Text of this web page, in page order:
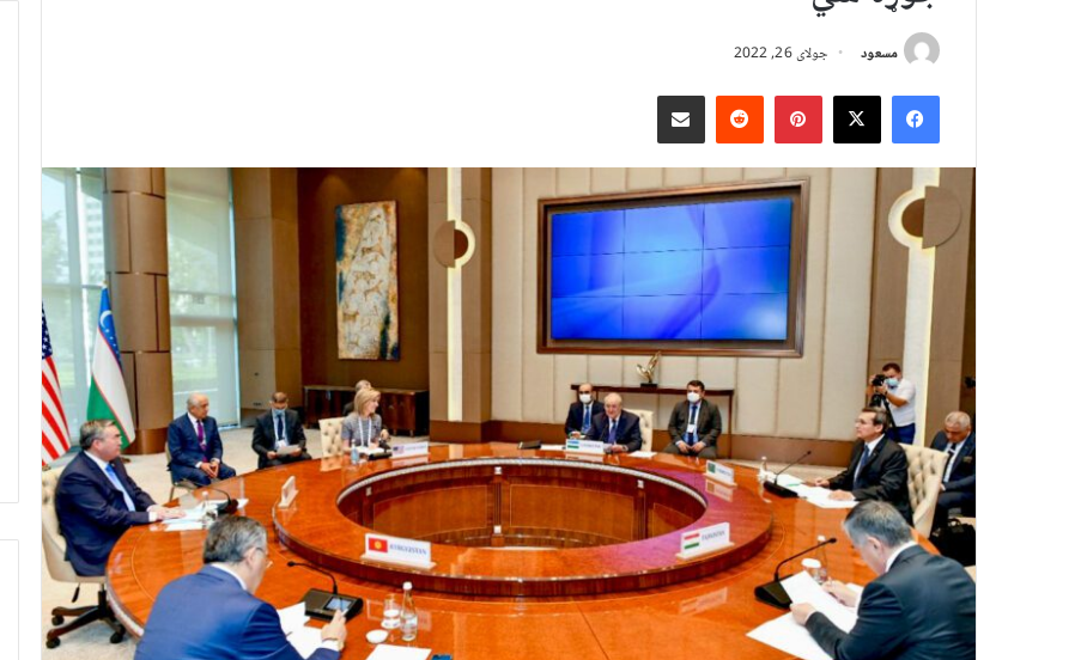
مسعود جولای 26, 2022
Facebook
X
Pinterest
Redditد بریښنالیک له لارې شریک کړئ